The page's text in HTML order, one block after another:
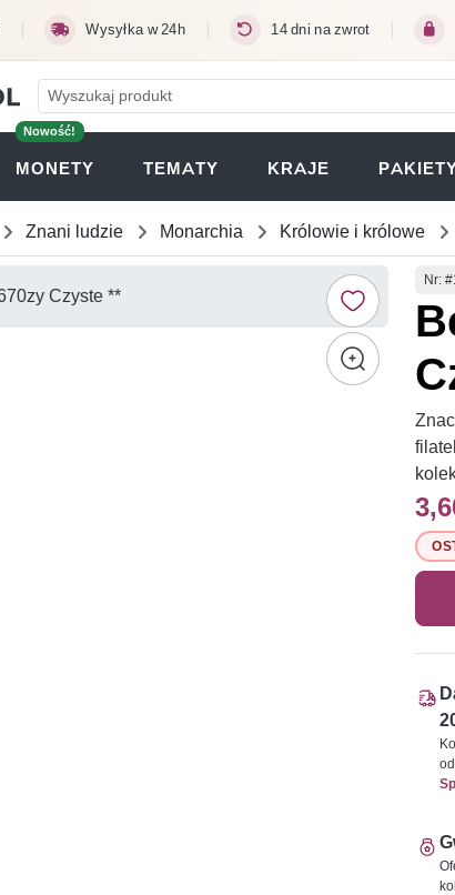
Wysyłka w 24h 14 dni na zwrot
Nowość!
MONETY (OTWIERA SIĘ W NOWEJ KARCIE)
TEMATY KRAJE
Znani ludzie Monarchia Królowie i królowe
Nr: